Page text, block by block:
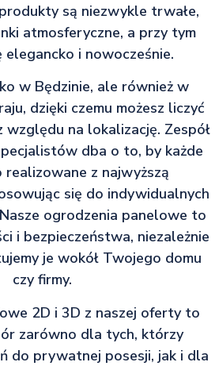
są niezwykle trwałe,
atmosferyczne, a przy tym
elegancko i nowocześnie.
w Będzinie, ale również w
dzięki czemu możesz liczyć
względu na lokalizację. Zespół
dba o to, by każde
realizowane z najwyższą
się do indywidualnych
ogrodzenia panelowe to
i bezpieczeństwa, niezależnie
je wokół Twojego domu
czy firmy.
2D i 3D z naszej oferty to
zarówno dla tych, którzy
do prywatnej posesji, jak i dla